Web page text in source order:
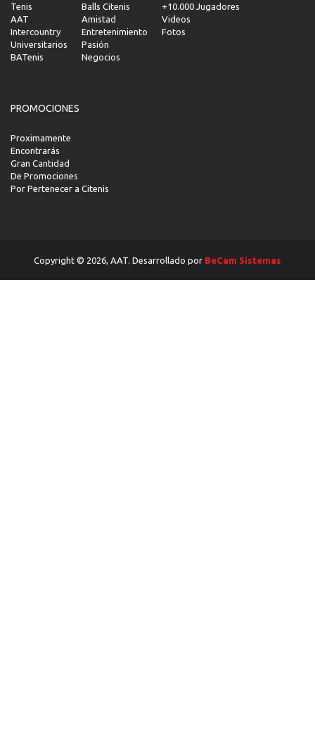
Tenis
AAT
Intercountry
Universitarios
BATenis
Balls Citenis
Amistad
Entretenimiento
Pasión
Negocios
+10.000 Jugadores
Videos
Fotos
PROMOCIONES
Proximamente
Encontrarás
Gran Cantidad
De Promociones
Por Pertenecer a Citenis
Copyright © 2026, AAT. Desarrollado por BeCam Sistemas